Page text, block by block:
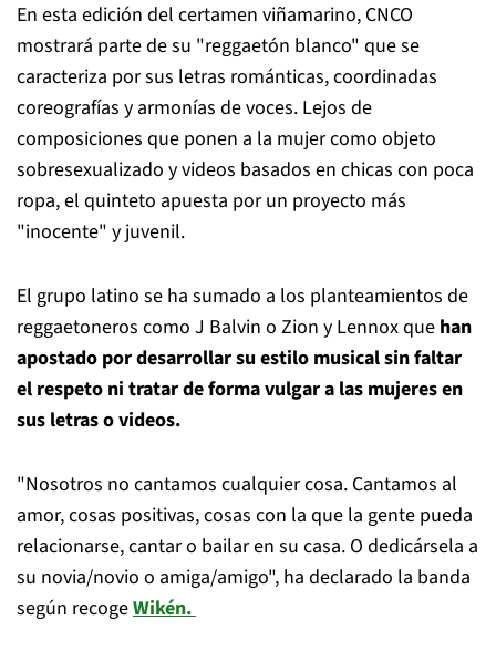
En esta edición del certamen viñamarino, CNCO
mostrará parte de su "reggaetón blanco" que se
caracteriza por sus letras románticas, coordinadas
coreografías y armonías de voces. Lejos de
composiciones que ponen a la mujer como objeto
sobresexualizado y videos basados en chicas con poca
ropa, el quinteto apuesta por un proyecto más
"inocente" y juvenil.
El grupo latino se ha sumado a los planteamientos de
reggaetoneros como J Balvin o Zion y Lennox que han
apostado por desarrollar su estilo musical sin faltar
el respeto ni tratar de forma vulgar a las mujeres en
sus letras o videos.
"Nosotros no cantamos cualquier cosa. Cantamos al
amor, cosas positivas, cosas con la que la gente pueda
relacionarse, cantar o bailar en su casa. O dedicársela a
su novia/novio o amiga/amigo", ha declarado la banda
según recogeWikén.